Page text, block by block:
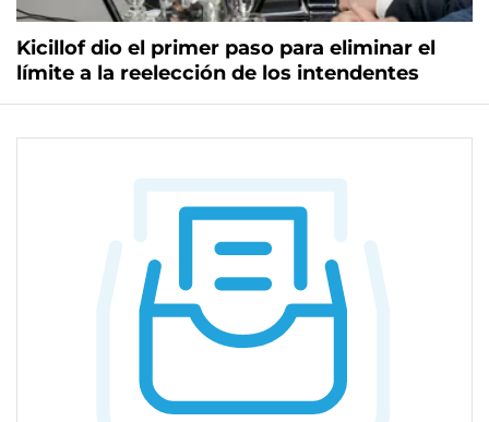
Kicillof dio el primer paso para eliminar el
límite a la reelección de los intendentes